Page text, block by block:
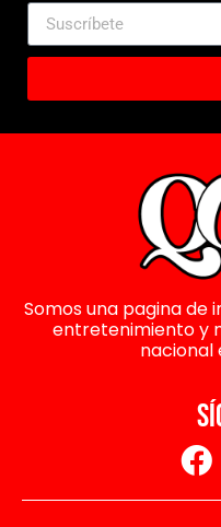
Somos una pagina de
entretenimiento y
nacional